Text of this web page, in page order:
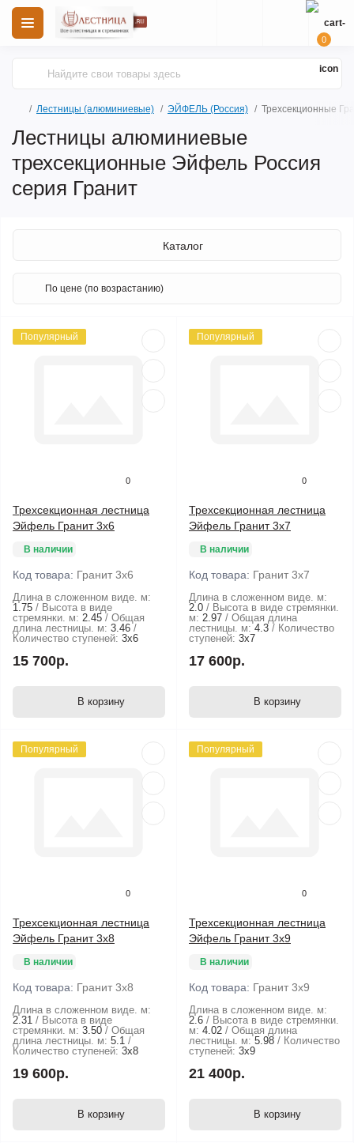
0
Лестницы (алюминиевые) ЭЙФЕЛЬ (Россия) Трехсекционные
Лестницы алюминиевые
трехсекционные Эйфель Россия
серия Гранит
Каталог
Популярный
0
Трехсекционная лестница
Эйфель Гранит 3х6
В наличии
Код товара: Гранит 3х6
Длина в сложенном виде. м:
1.75
Высота в виде
стремянки. м: 2.45
Общая
длина лестницы. м: 3.46
Количество ступеней: 3х6
15 700р.
В корзину
Популярный
0
Трехсекционная лестница
Эйфель Гранит 3х7
В наличии
Код товара: Гранит 3х7
Длина в сложенном виде. м:
2.0
Высота в виде стремянки.
м: 2.97
Общая длина
лестницы. м: 4.3
Количество
ступеней: 3х7
17 600р.
В корзину
Популярный
0
Трехсекционная лестница
Эйфель Гранит 3х8
В наличии
Код товара: Гранит 3х8
Длина в сложенном виде. м:
2.31
Высота в виде
стремянки. м: 3.50
Общая
длина лестницы. м: 5.1
Количество ступеней: 3х8
19 600р.
В корзину
Популярный
0
Трехсекционная лестница
Эйфель Гранит 3х9
В наличии
Код товара: Гранит 3х9
Длина в сложенном виде. м:
2.6
Высота в виде стремянки.
м: 4.02
Общая длина
лестницы. м: 5.98
Количество
ступеней: 3х9
21 400р.
В корзину